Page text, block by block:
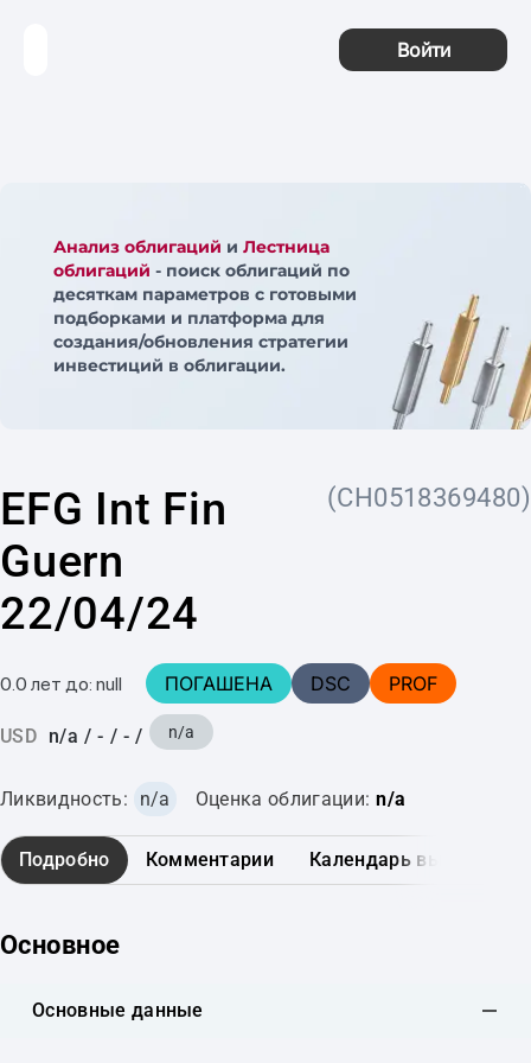
Войти
Анализ облигаций и Лестница
облигаций - поиск облигаций по
десяткам параметров с готовыми
подборками и платформа для
создания/обновления стратегии
инвестиций в облигации.
EFG Int Fin
Guern
22/04/24
(CH0518369480)
0.0 лет до: null ПОГАШЕНА DSC PROF
USD n/a / - / - / n/a
Ликвидность: n/a Оценка облигации: n/a
Подробно Комментарии Календарь выплат
Основное
Основные данные